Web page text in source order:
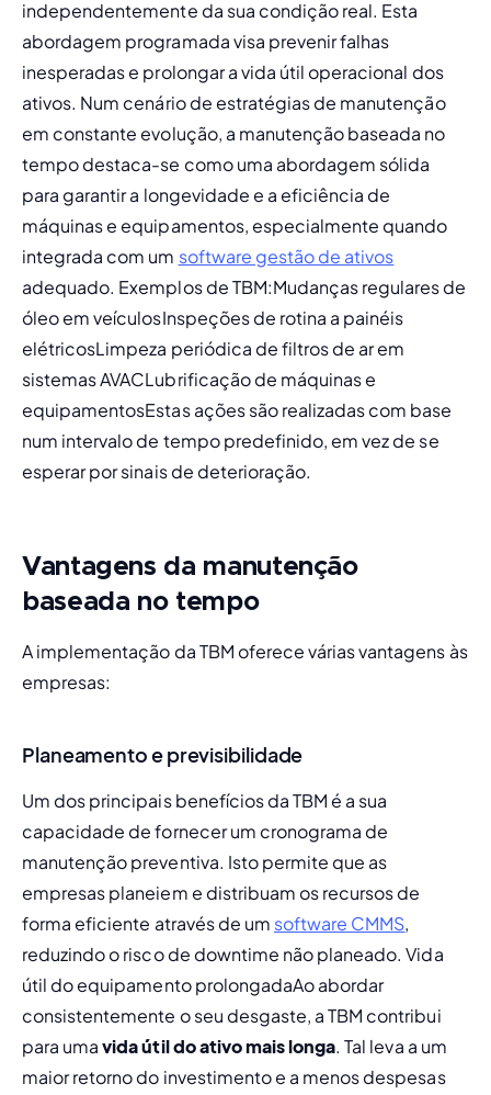
independentemente da sua condição real. Esta
abordagem programada visa prevenir falhas
inesperadas e prolongar a vida útil operacional dos
ativos. Num cenário de estratégias de manutenção
em constante evolução, a manutenção baseada no
tempo destaca-se como uma abordagem sólida
para garantir a longevidade e a eficiência de
máquinas e equipamentos, especialmente quando
integrada com um software gestão de ativos
adequado. Exemplos de TBM:Mudanças regulares de
óleo em veículosInspeções de rotina a painéis
elétricosLimpeza periódica de filtros de ar em
sistemas AVACLubrificação de máquinas e
equipamentosEstas ações são realizadas com base
num intervalo de tempo predefinido, em vez de se
esperar por sinais de deterioração.
Vantagens da manutenção
baseada no tempo
A implementação da TBM oferece várias vantagens às
empresas:
Planeamento e previsibilidade
Um dos principais benefícios da TBM é a sua
capacidade de fornecer um cronograma de
manutenção preventiva. Isto permite que as
empresas planeiem e distribuam os recursos de
forma eficiente através de um software CMMS,
reduzindo o risco de downtime não planeado. Vida
útil do equipamento prolongadaAo abordar
consistentemente o seu desgaste, a TBM contribui
para uma vida útil do ativo mais longa. Tal leva a um
maior retorno do investimento e a menos despesas